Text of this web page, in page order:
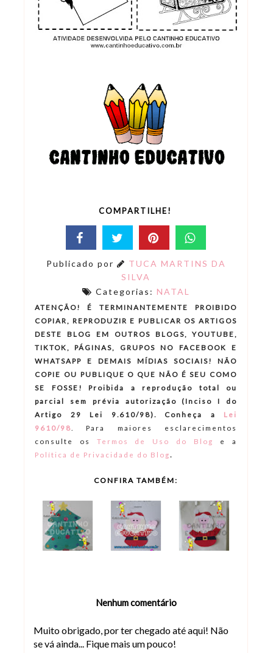
COMPARTILHE!
Publicado por
TUCA MARTINS DA
SILVA
Categorias: NATAL
ATENÇÃO! É TERMINANTEMENTE PROIBIDO
COPIAR, REPRODUZIR E PUBLICAR OS ARTIGOS
DESTE BLOG EM OUTROS BLOGS, YOUTUBE,
TIKTOK, PÁGINAS, GRUPOS NO FACEBOOK E
WHATSAPP E DEMAIS MÍDIAS SOCIAIS! NÃO
COPIE OU PUBLIQUE O QUE NÃO É SEU COMO
SE FOSSE! Proibida a reprodução total ou
parcial sem prévia autorização (Inciso I do
Artigo 29 Lei 9.610/98). Conheça a
Lei
9610/98
Para maiores esclarecimentos
consulte os Termos de Uso do Blog
e a
Política de Privacidade do Blog.
CONFIRA TAMBÉM:
Nenhum comentário
Muito obrigado, por ter chegado até aqui! Não
se vá ainda... Fique mais um pouco!